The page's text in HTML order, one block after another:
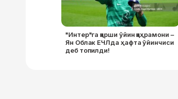
"Интер"га қарши ўйин қаҳрамони –
Ян Облак ЕЧЛда ҳафта ўйинчиси
деб топилди!